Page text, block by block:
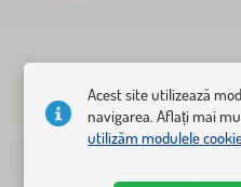
Acest site utilizează
navigarea. Aflați mai
utilizăm modulele